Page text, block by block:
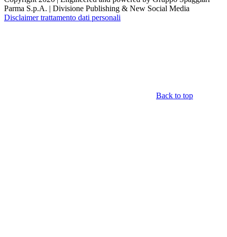
Parma S.p.A. | Divisione Publishing & New Social Media
Disclaimer trattamento dati personali
Back to top